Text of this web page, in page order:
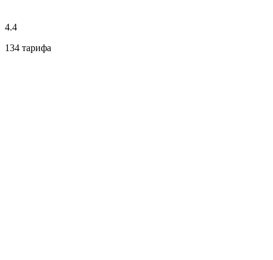
4.4
134 тарифа